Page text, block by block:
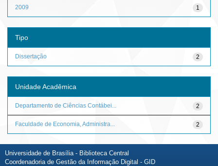
1
2009
Tipo
2
Dissertação
Unidade Acadêmica
2
Departamento de Ciências Contábei...
2
Faculdade de Economia, Administra...
Universidade de Brasília - Biblioteca Central
Coordenadoria de Gestão da Informação Digital - GID